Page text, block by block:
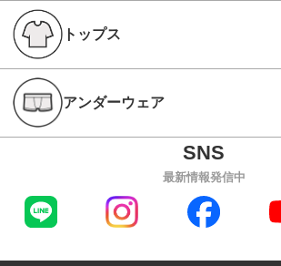
トップス
アンダーウェア
最新情報発信中